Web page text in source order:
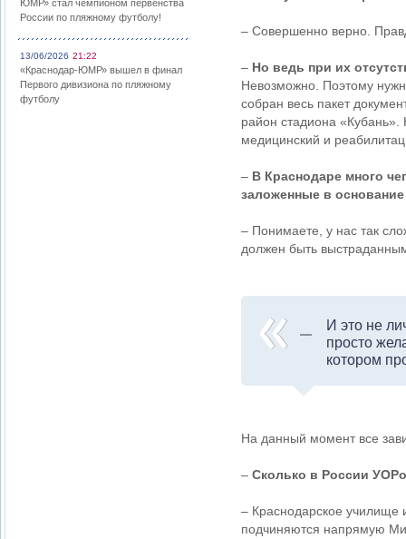
ЮМР» стал чемпионом первенства
России по пляжному футболу!
13/06/2026 21:22
«Краснодар-ЮМР» вышел в финал
Первого дивизиона по пляжному
футболу
– Совершенно верно.
– Но ведь при их
Невозможно. Поэтому
собран весь пакет
район стадиона «Кубань».
медицинский и
– В Краснодаре много
заложенные в
– Понимаете, у нас так
должен быть
И это не
просто
котором
На данный момент все
– Сколько в России
– Краснодарское училище
подчиняются напрямую